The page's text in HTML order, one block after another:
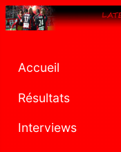
Accueil
Résultats
Interviews